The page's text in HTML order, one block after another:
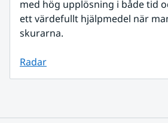
med hög upplösning i både tid
ett värdefullt hjälpmedel när
skurarna.
Radar